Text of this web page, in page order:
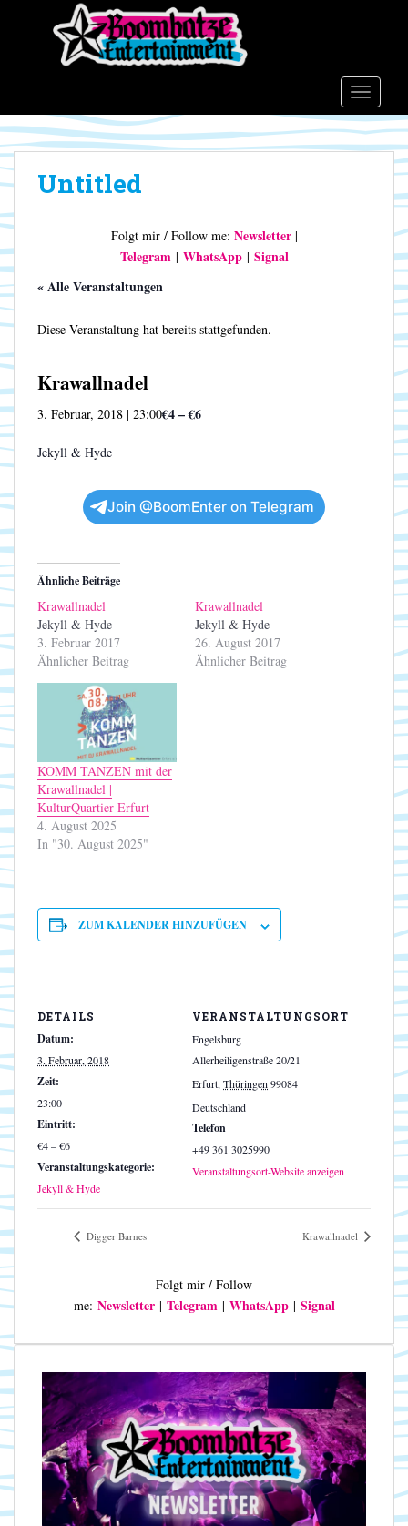
o
m
a
c
t
e
n
Untitled
Folgt mir / Follow me: Newsletter|
Telegram| WhatsApp| Signal
« Alle Veranstaltungen
Diese Veranstaltung hat bereits stattgefunden.
Krawallnadel
3. Februar, 2018 | 23:00€4 – €6
Jekyll & Hyde
Join @BoomEnter on Telegram
Ähnliche Beiträge
Krawallnadel
Jekyll & Hyde
3. Februar 2017
Ähnlicher Beitrag
Krawallnadel
Jekyll & Hyde
26. August 2017
Ähnlicher Beitrag
KOMM TANZEN mit der
Krawallnadel |
KulturQuartier Erfurt
4. August 2025
In "30. August 2025"
ZUM KALENDER HINZUFÜGEN
DETAILS
Datum:
3. Februar, 2018
Zeit:
23:00
Eintritt:
€4 – €6
Veranstaltungskategorie:
Jekyll & Hyde
VERANSTALTUNGSORT
Engelsburg
Allerheiligenstraße 20/21
Erfurt,Thüringen99084
Deutschland
Telefon
+49 361 3025990
Veranstaltungsort-Website anzeigen
Digger Barnes Krawallnadel
Folgt mir / Follow
me: Newsletter| Telegram| WhatsApp| Signal